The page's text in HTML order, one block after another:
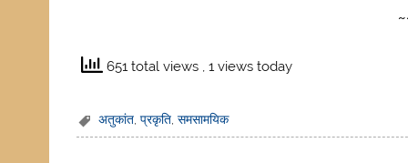
651 total views , 1 views today
अतुकांत ,प्रकृति ,समसामयिक